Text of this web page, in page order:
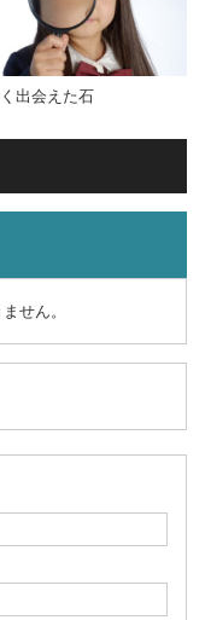
出会えた石
せん。